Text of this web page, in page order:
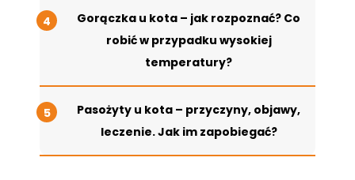
Gorączka u kota – jak rozpoznać? Co
robić w przypadku wysokiej
temperatury?
Pasożyty u kota – przyczyny, objawy,
leczenie. Jak im zapobiegać?